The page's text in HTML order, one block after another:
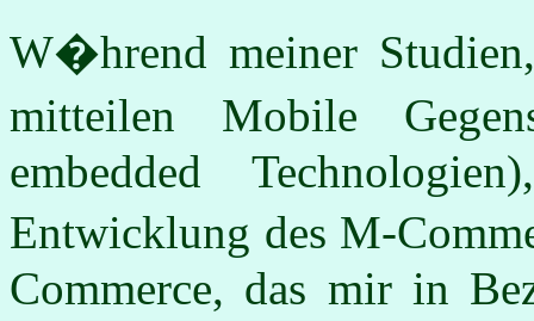
W�hrend meiner
mitteilen Mobile
embedded
Entwicklung des M-
Commerce, das mir in